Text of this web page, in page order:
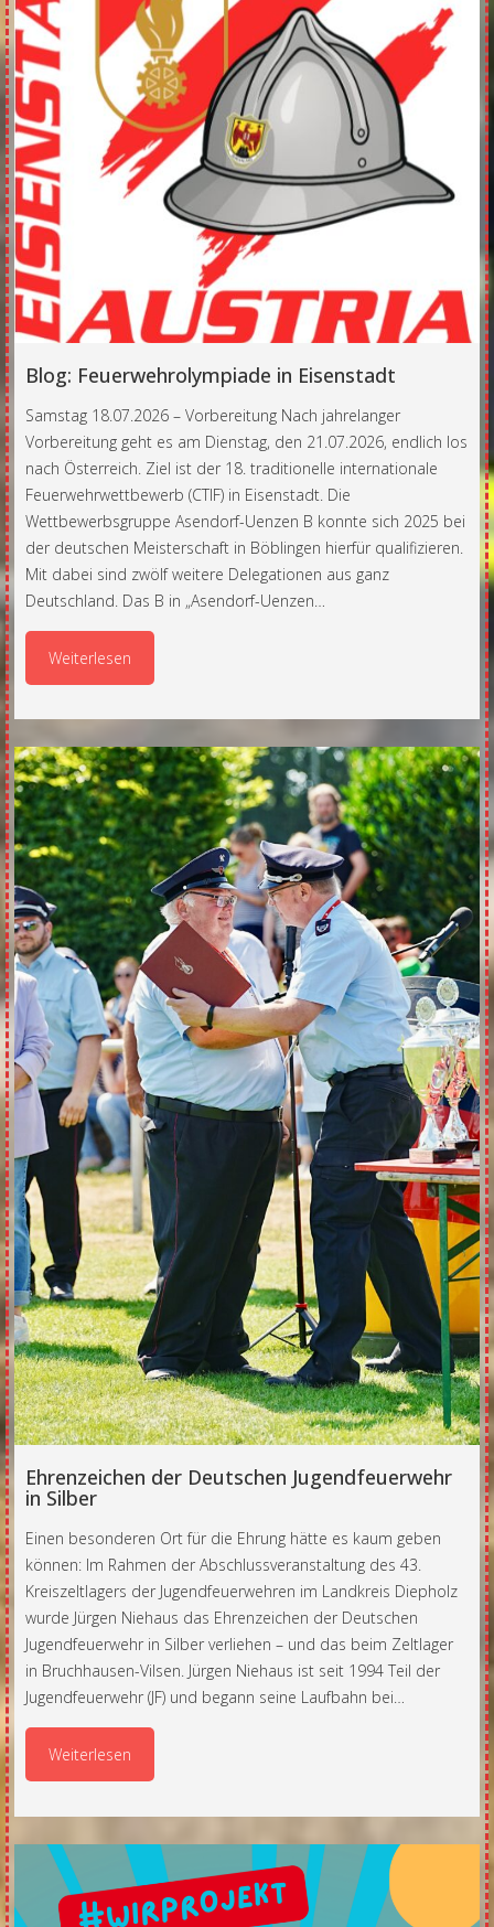
Blog: Feuerwehrolympiade in Eisenstadt
Samstag 18.07.2026 – Vorbereitung Nach jahrelanger
Vorbereitung geht es am Dienstag, den 21.07.2026, endlich los
nach Österreich. Ziel ist der 18. traditionelle internationale
Feuerwehrwettbewerb (CTIF) in Eisenstadt. Die
Wettbewerbsgruppe Asendorf-Uenzen B konnte sich 2025 bei
der deutschen Meisterschaft in Böblingen hierfür qualifizieren.
Mit dabei sind zwölf weitere Delegationen aus ganz
Deutschland. Das B in „Asendorf-Uenzen…
Weiterlesen
Ehrenzeichen der Deutschen Jugendfeuerwehr
in Silber
Einen besonderen Ort für die Ehrung hätte es kaum geben
können: Im Rahmen der Abschlussveranstaltung des 43.
Kreiszeltlagers der Jugendfeuerwehren im Landkreis Diepholz
wurde Jürgen Niehaus das Ehrenzeichen der Deutschen
Jugendfeuerwehr in Silber verliehen – und das beim Zeltlager
in Bruchhausen-Vilsen. Jürgen Niehaus ist seit 1994 Teil der
Jugendfeuerwehr (JF) und begann seine Laufbahn bei…
Weiterlesen